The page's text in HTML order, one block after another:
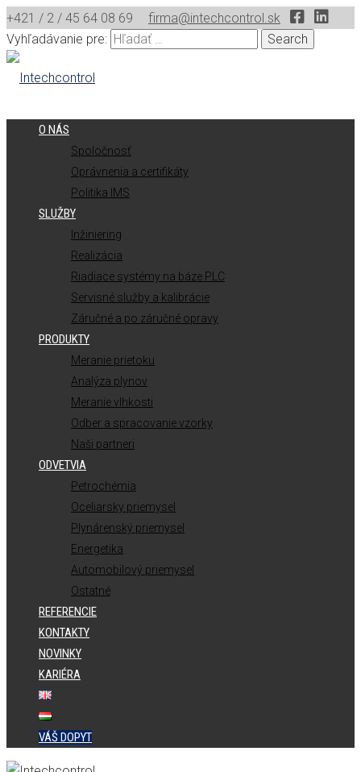
+421 / 2 / 45 64 08 69
firma@intechcontrol.sk
Vyhľadávanie pre:
O NÁS
Spoločnosť
Oprávnenia a certifikáty
Politika IMS
SLUŽBY
Inžiniering
Realizácia
Riadiace systémy na báze PLC
Servisné služby a kalibrácie
Záručné a po záručné opravy
PRODUKTY
Meranie prietoku
Analýza plynov
Meranie vlhkosti
Odber a spracovanie vzorky
Naši partneri
ODVETVIA
Petrochémia
Oceliarsky priemysel
Plynárenský priemysel
Energetika
Automobilový priemysel
Ostatné
REFERENCIE
KONTAKTY
NOVINKY
KARIÉRA
VÁŠ DOPYT